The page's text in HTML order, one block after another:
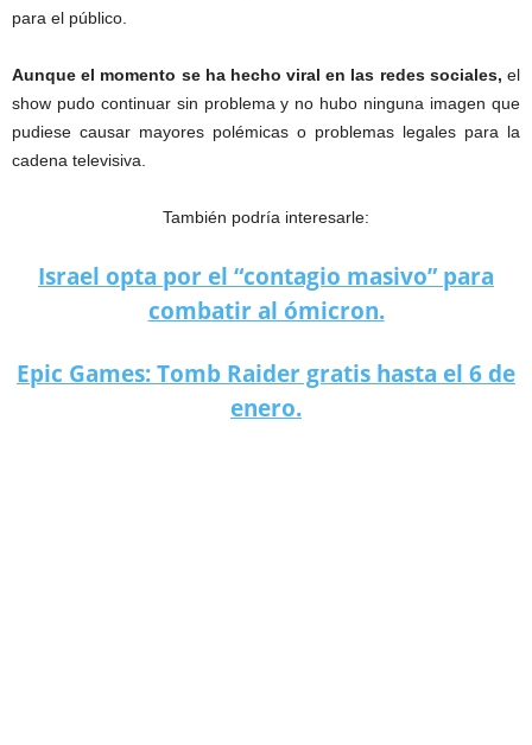
para el público.
Aunque el momento se ha hecho viral en las redes sociales, el
show pudo continuar sin problema y no hubo ninguna imagen que
pudiese causar mayores polémicas o problemas legales para la
cadena televisiva.
También podría interesarle:
Israel opta por el “contagio masivo” para
combatir al ómicron.
Epic Games: Tomb Raider gratis hasta el 6 de
enero.